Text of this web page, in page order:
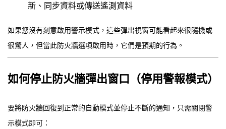
新、同步資料或傳送遙測資料
如果您沒有刻意啟用警示模式，這些彈出視窗可能看起來很隨機或
很驚人，但當此防火牆選項啟用時，它們是預期的行為。
如何停止防火牆彈出窗口（停用警報模式）
要將防火牆回復到正常的自動模式並停止不斷的通知，只需關閉警
示模式即可：